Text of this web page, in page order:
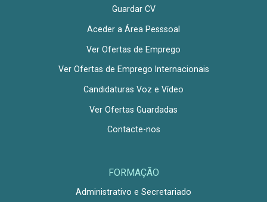
Guardar CV
Aceder a Área Pesssoal
Ver Ofertas de Emprego
Ver Ofertas de Emprego Internacionais
Candidaturas Voz e Vídeo
Ver Ofertas Guardadas
Contacte-nos
FORMAÇÃO
Administrativo e Secretariado